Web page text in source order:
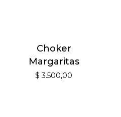
Choker
Margaritas
$ 3.500,00